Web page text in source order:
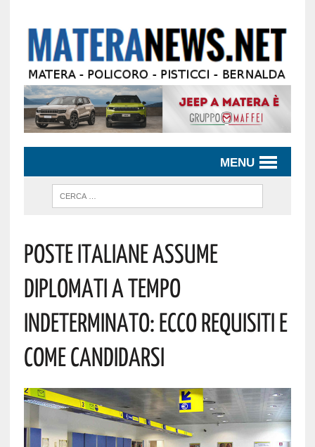
MENU
Poste Italiane Assume
Diplomati A Tempo
Indeterminato: Ecco Requisiti E
Come Candidarsi